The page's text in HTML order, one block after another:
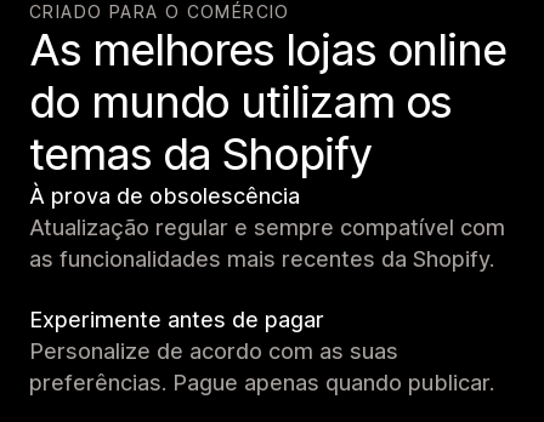
CRIADO PARA O COMÉRCIO
As melhores lojas online
do mundo utilizam os
temas da Shopify
À prova de obsolescência
Atualização regular e sempre compatível com
as funcionalidades mais recentes da Shopify.
Experimente antes de pagar
Personalize de acordo com as suas
preferências. Pague apenas quando publicar.